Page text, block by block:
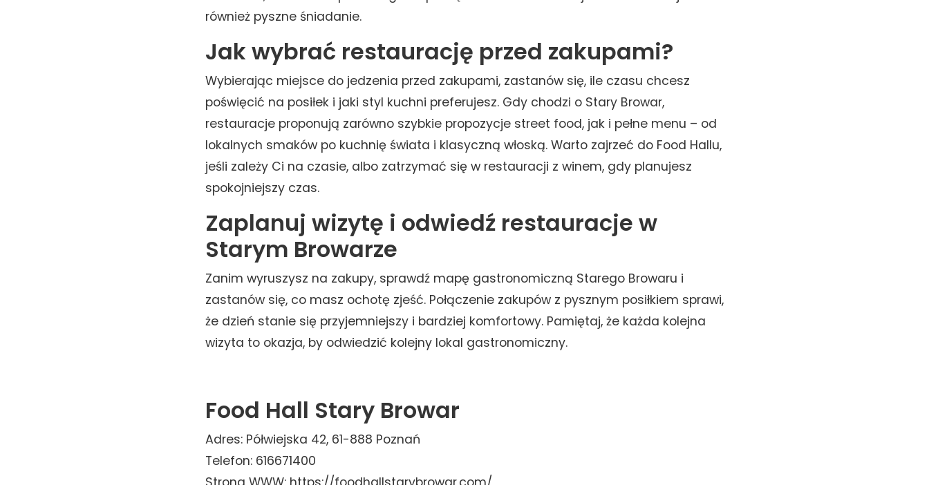
również pyszne śniadanie.
Jak wybrać restaurację przed zakupami?
Wybierając miejsce do jedzenia przed zakupami, zastanów się, ile czasu chcesz
poświęcić na posiłek i jaki styl kuchni preferujesz. Gdy chodzi o Stary Browar,
restauracje proponują zarówno szybkie propozycje street food, jak i pełne menu – od
lokalnych smaków po kuchnię świata i klasyczną włoską. Warto zajrzeć do Food Hallu,
jeśli zależy Ci na czasie, albo zatrzymać się w restauracji z winem, gdy planujesz
spokojniejszy czas.
Zaplanuj wizytę i odwiedź restauracje w
Starym Browarze
Zanim wyruszysz na zakupy, sprawdź mapę gastronomiczną Starego Browaru i
zastanów się, co masz ochotę zjeść. Połączenie zakupów z pysznym posiłkiem sprawi,
że dzień stanie się przyjemniejszy i bardziej komfortowy. Pamiętaj, że każda kolejna
wizyta to okazja, by odwiedzić kolejny lokal gastronomiczny.
Food Hall Stary Browar
Adres: Półwiejska 42, 61-888 Poznań
Telefon: 616671400